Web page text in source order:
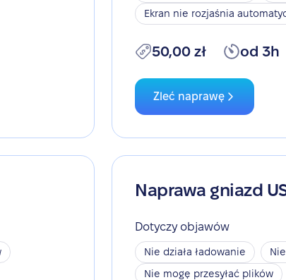
Ekran nie rozjaśnia
50,00 zł od 3h
Zleć naprawę
Naprawa gniazd
Dotyczy objawów
Nie działa ładowanie
Nie mogę przesyłać plików